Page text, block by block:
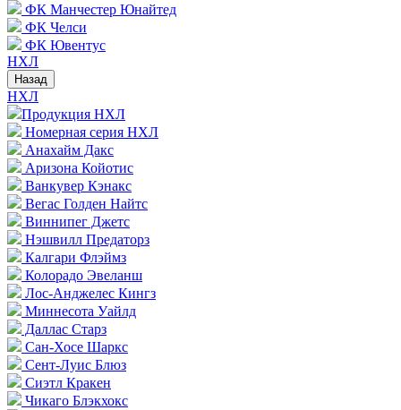
ФК Манчестер Юнайтед
ФК Челси
ФК Ювентус
НХЛ
Назад
НХЛ
Продукция НХЛ
Номерная серия НХЛ
Анахайм Дакс
Аризона Койотис
Ванкувер Кэнакс
Вегас Голден Найтс
Виннипег Джетс
Нэшвилл Предаторз
Калгари Флэймз
Колорадо Эвеланш
Лос-Анджелес Кингз
Миннесота Уайлд
Даллас Старз
Сан-Хосе Шаркс
Сент-Луис Блюз
Сиэтл Кракен
Чикаго Блэкхокс